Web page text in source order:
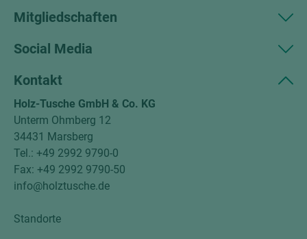
Mitgliedschaften
Social Media
Kontakt
Holz-Tusche GmbH & Co. KG
Unterm Ohmberg 12
34431 Marsberg
Tel.: +49 2992 9790-0
Fax: +49 2992 9790-50
info@holztusche.de
Standorte